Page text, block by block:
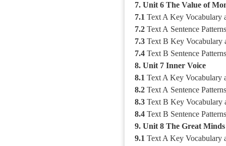
7. Unit 6 The Value of
7.1 Text A Key Vocabulary
7.2 Text A Sentence
7.3 Text B Key Vocabulary
7.4 Text B Sentence
8. Unit 7 Inner Voice
8.1 Text A Key Vocabulary
8.2 Text A Sentence
8.3 Text B Key Vocabulary
8.4 Text B Sentence
9. Unit 8 The Great Minds
9.1 Text A Key Vocabulary